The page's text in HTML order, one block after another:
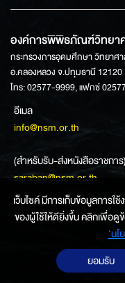
องค์การพิพิธภัณฑ์วิทยา
กระทรวงการอุดมศึกษา วิทยาศ
อ.คลองหลวง จ.ปทุมธานี 12120
โทร: 02577-9999, แฟกซ์
อีเมล
info@nsm.or.th
(สำหรับรับ-ส่งหนังสือราชการ)
saraban@nsm.or.th
เว็บไซค์ มีการเก็บข้อมูลการ
ของผู้ใช้ให้ดียิ่งขึ้น คลิกเพื่อดู
‘น
ยอมรับ